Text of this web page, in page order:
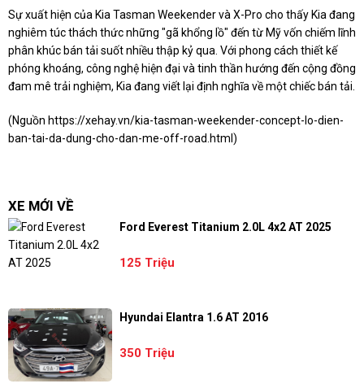
Sự xuất hiện của Kia Tasman Weekender và X-Pro cho thấy Kia đang
nghiêm túc thách thức những "gã khổng lồ" đến từ Mỹ vốn chiếm lĩnh
phân khúc bán tải suốt nhiều thập kỷ qua. Với phong cách thiết kế
phóng khoáng, công nghệ hiện đại và tinh thần hướng đến cộng đồng
đam mê trải nghiệm, Kia đang viết lại định nghĩa về một chiếc bán tải.
(Nguồn https://xehay.vn/kia-tasman-weekender-concept-lo-dien-
ban-tai-da-dung-cho-dan-me-off-road.html )
XE MỚI VỀ
Ford Everest Titanium 2.0L 4x2 AT 2025
125 Triệu
Hyundai Elantra 1.6 AT 2016
350 Triệu